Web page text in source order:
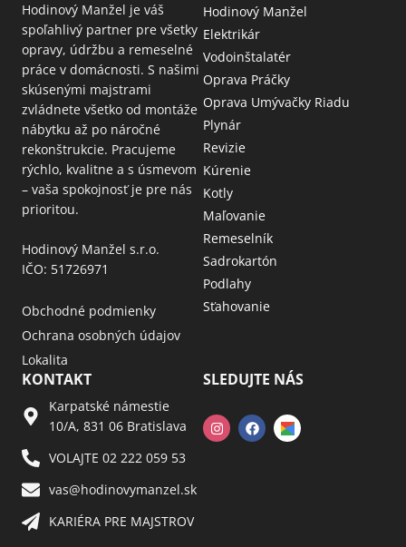
Hodinový Manžel je váš
spoľahlivý partner pre všetky
opravy, údržbu a remeselné
práce v domácnosti. S našimi
skúsenými majstrami
zvládnete všetko od montáže
nábytku až po náročné
rekonštrukcie. Pracujeme
rýchlo, kvalitne a s úsmevom
– vaša spokojnosť je pre nás
prioritou.
Hodinový Manžel s.r.o.
IČO: 51726971
Obchodné podmienky
Ochrana osobných údajov
Lokalita
Hodinový Manžel
Elektrikár
Vodoinštalatér
Oprava Práčky
Oprava Umývačky Riadu
Plynár
Revizie
Kúrenie
Kotly
Maľovanie
Remeselník
Sadrokartón
Podlahy
Sťahovanie
KONTAKT
Karpatské námestie
10/A, 831 06 Bratislava
VOLAJTE 02 222 059 53​
vas@hodinovymanzel.sk​
KARIÉRA PRE MAJSTROV​
SLEDUJTE NÁS